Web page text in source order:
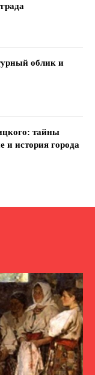
облик и
тайны
и история города